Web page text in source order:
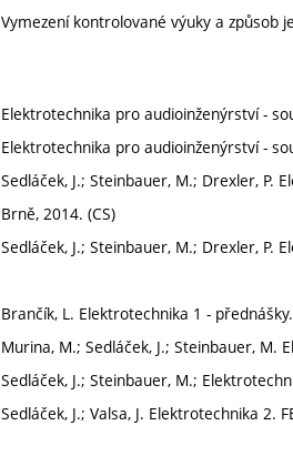
Vymezení kontrolované výuky a způsob
Elektrotechnika pro audioinženýrství -
Elektrotechnika pro audioinženýrství -
Sedláček, J.; Steinbauer, M.; Drexler, P.
Brně, 2014. (CS)
Sedláček, J.; Steinbauer, M.; Drexler, P.
Brančík, L. Elektrotechnika 1 -
Murina, M.; Sedláček, J.; Steinbauer, M.
Sedláček, J.; Steinbauer, M.;
Sedláček, J.; Valsa, J. Elektrotechnika 2.